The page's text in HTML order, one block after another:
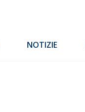
NOTIZIE